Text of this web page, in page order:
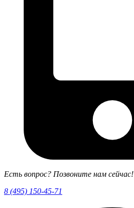
Есть вопрос? Позвоните нам сейчас!
8 (495) 150-45-71